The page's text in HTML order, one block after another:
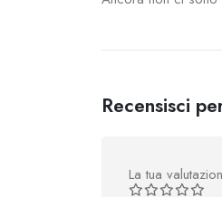
Recensisci
La tua